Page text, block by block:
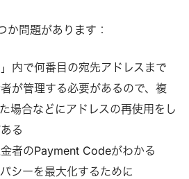
か問題があります：
」内で何番目の宛先アドレスまで
が管理する必要があるので、複
場合などにアドレスの再使用をし
る
者のPayment Codeがわかる
シーを最大化するために